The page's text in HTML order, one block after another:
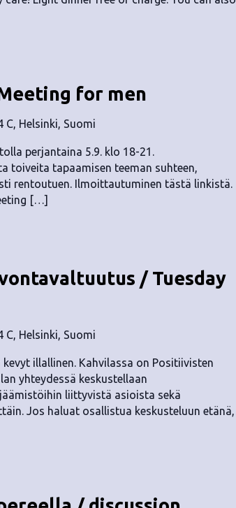
for men
C, Helsinki, Suomi
perjantaina 5.9. klo 18-21.
toiveita tapaamisen teeman suhteen,
rentoutuen. Ilmoittautuminen tästä linkistä.
[…]
/ Tuesday
C, Helsinki, Suomi
illallinen. Kahvilassa on Positiivisten
yhteydessä keskustellaan
liittyvistä asioista sekä
Jos haluat osallistua keskusteluun etänä,